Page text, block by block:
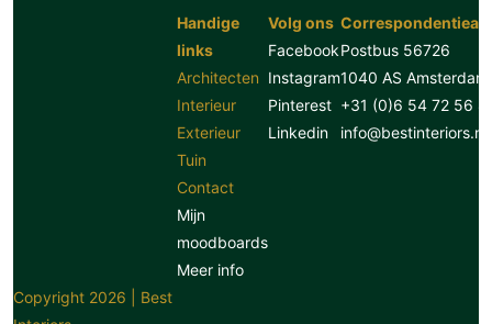
Handige
links
Architecten
Interieur
Exterieur
Tuin
Contact
Mijn
moodboards
Meer info
Volg ons
Facebook
Instagram
Pinterest
Linkedin
Postbus 56726
1040 AS Amsterdam
+31 (0)6 54 72 56
info@bestinteriors.nl
Copyright 2026 | Best